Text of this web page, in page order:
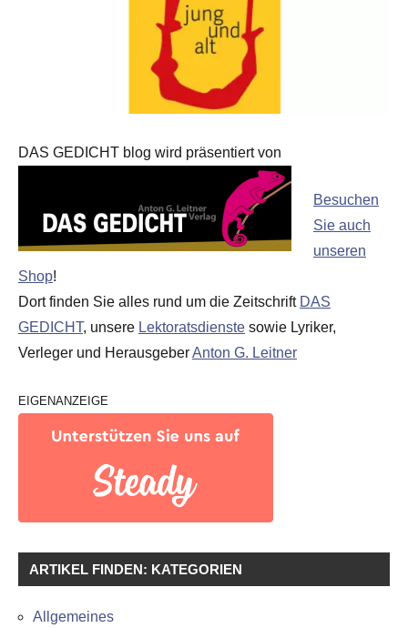
DAS GEDICHT blog wird präsentiert von
Besuchen
Sie auch
unseren
Shop!
Dort finden Sie alles rund um die Zeitschrift DAS
GEDICHT, unsere Lektoratsdienste sowie Lyriker,
Verleger und HerausgeberAnton G. Leitner
EIGENANZEIGE
ARTIKEL FINDEN: KATEGORIEN
Allgemeines